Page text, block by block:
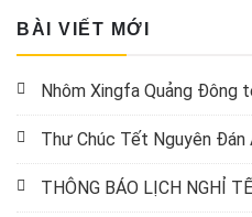
BÀI VIẾT MỚI
Nhôm Xingfa Quảng Đông
Thư Chúc Tết Nguyên Đán
THÔNG BÁO LỊCH NGHỈ